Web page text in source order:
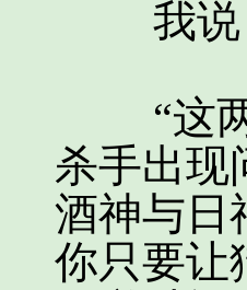
我说：
“这两
杀手出现
酒神与日
你只要让